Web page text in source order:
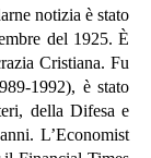
notizia è stato
del 1925. È
Cristiana. Fu
1992), è stato
della Difesa e
L’Economist